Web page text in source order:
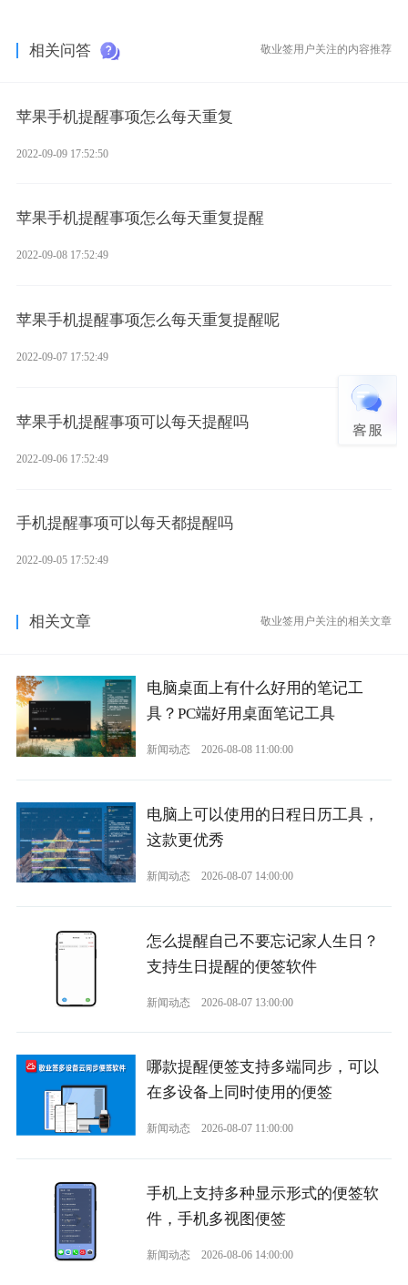
相关问答 敬业签用户关注的内容推荐
苹果手机提醒事项怎么每天重复
2022-09-09 17:52:50
苹果手机提醒事项怎么每天重复提醒
2022-09-08 17:52:49
苹果手机提醒事项怎么每天重复提醒呢
2022-09-07 17:52:49
苹果手机提醒事项可以每天提醒吗
2022-09-06 17:52:49
手机提醒事项可以每天都提醒吗
2022-09-05 17:52:49
相关文章 敬业签用户关注的相关文章
电脑桌面上有什么好用的笔记工
具？PC端好用桌面笔记工具
新闻动态 2026-08-08 11:00:00
电脑上可以使用的日程日历工具，
这款更优秀
新闻动态 2026-08-07 14:00:00
怎么提醒自己不要忘记家人生日？
支持生日提醒的便签软件
新闻动态 2026-08-07 13:00:00
哪款提醒便签支持多端同步，可以
在多设备上同时使用的便签
新闻动态 2026-08-07 11:00:00
手机上支持多种显示形式的便签软
件，手机多视图便签
新闻动态 2026-08-06 14:00:00